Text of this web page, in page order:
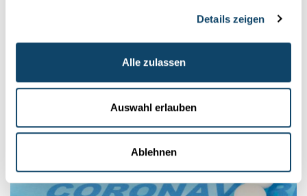
Details zeigen
Alle zulassen
Auswahl erlauben
Ablehnen